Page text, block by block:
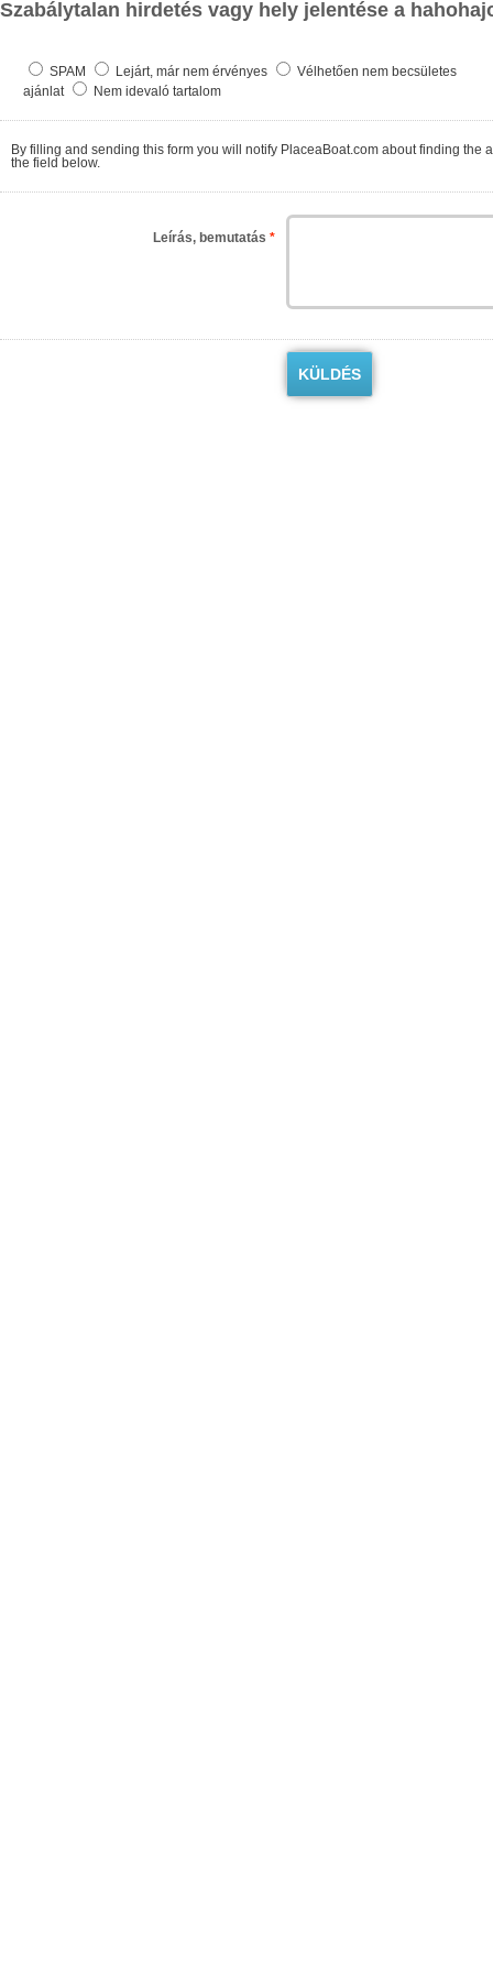
Szabálytalan hirdetés vagy hely jelentése a
SPAM Lejárt, már nem érvényes
Vélhetően nem becsületes
ajánlat
Nem idevaló tartalom
By filling and sending this form you will notify PlaceaBoat.com about finding the ad contrary to the regulations. We will check as
the field below.
Leírás, bemutatás *